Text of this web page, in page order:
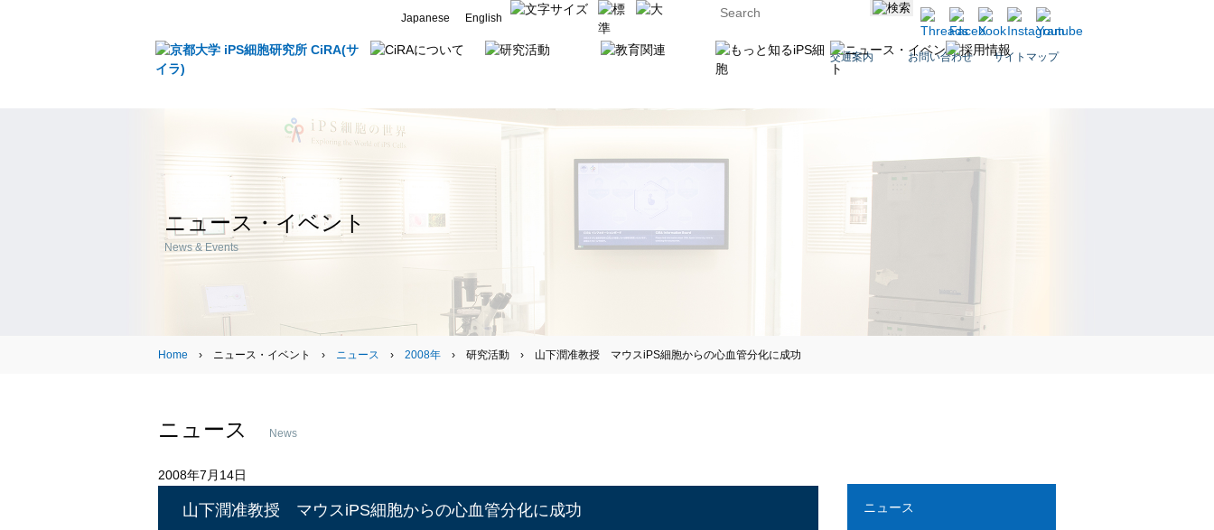
Japanese English
交通案内 お問い合わせ サイトマップ
ニュース・イベント
News & Events
Home › ニュース・イベント › ニュース › 2008年› 研究活動 › 山下潤准教授 マウスiPS細胞からの心血管分化に成功
ニュース News
2008年7月14日
山下潤准教授 マウスiPS細胞からの心血管分化に成功 ニュース